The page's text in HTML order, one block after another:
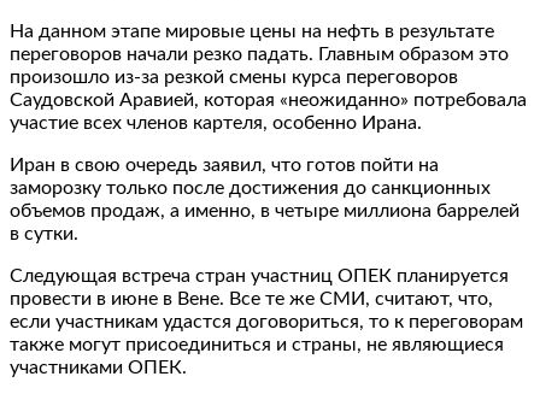
На данном этапе мировые цены на нефть в результате
переговоров начали резко падать. Главным образом это
произошло из-за резкой смены курса переговоров
Саудовской Аравией, которая «неожиданно» потребовала
участие всех членов картеля, особенно Ирана.
Иран в свою очередь заявил, что готов пойти на
заморозку только после достижения до санкционных
объемов продаж, а именно, в четыре миллиона баррелей
в сутки.
Следующая встреча стран участниц ОПЕК планируется
провести в июне в Вене. Все те же СМИ, считают, что,
если участникам удастся договориться, то к переговорам
также могут присоединиться и страны, не являющиеся
участниками ОПЕК.